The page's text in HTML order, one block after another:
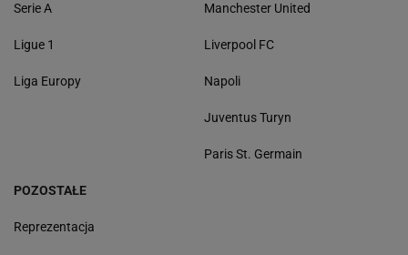
Serie A
Ligue 1
Liga Europy
Manchester United
Liverpool FC
Napoli
Juventus Turyn
Paris St. Germain
POZOSTAŁE
Reprezentacja